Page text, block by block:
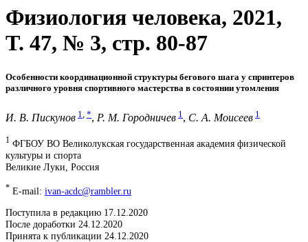
Физиология человека, 2021,
T. 47, № 3, стр. 80-87
Особенности кoординационной структуры бегового шага у спринтеров
различного уровня спортивного мастерства в состоянии утомления
И. В. Пискунов 1 *, Р. М. Городничев 1 , С. А. Моисеев 1
1 ФГБОУ ВО Великолукская государственная академия физической
культуры и спорта
Великие Луки, Россия
* E-mail: ivan-acdc@rambler.ru
Поступила в редакцию 17.12.2020
После доработки 24.12.2020
Принята к публикации 24.12.2020